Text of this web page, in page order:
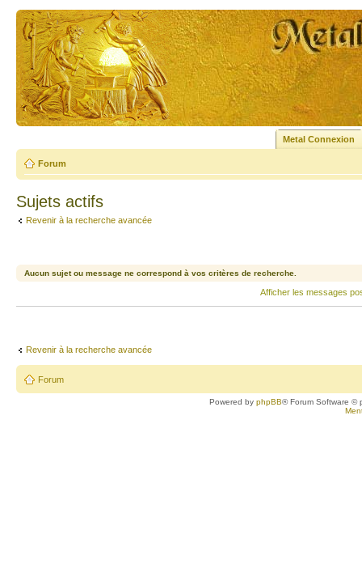
Metal Connexion
Forum
Sujets actifs
Revenir à la recherche avancée
Aucun sujet ou message ne correspond à vos critères de recherche.
Afficher les messages
Revenir à la recherche avancée
Forum
Powered byphpBB® Forum Software ©